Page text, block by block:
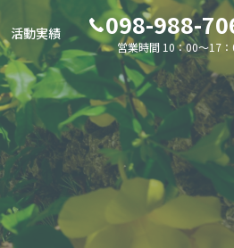
活動実績 098-988-
営業時間 10：00〜17